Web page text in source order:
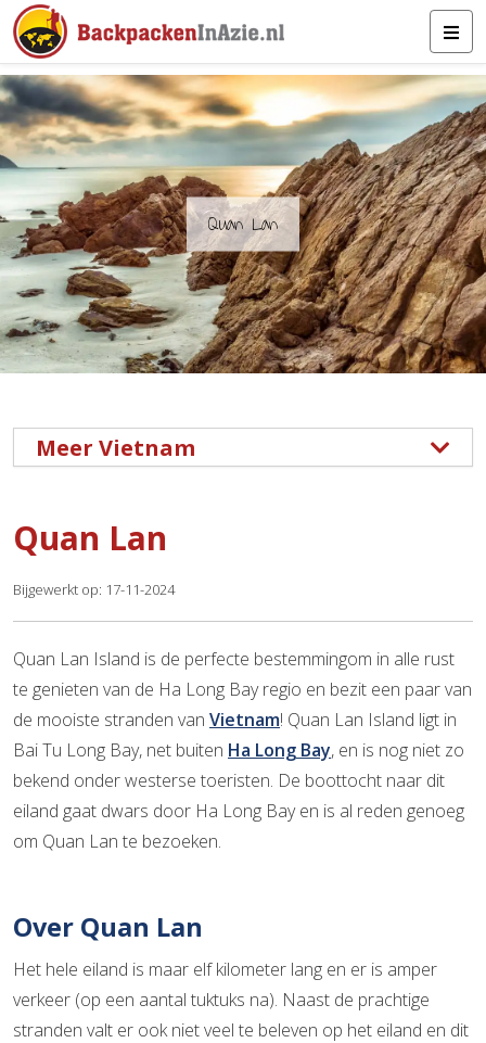
Quan Lan
Meer Vietnam
Quan Lan
Bijgewerkt op: 17-11-2024
Quan Lan Island is de perfecte bestemmingom in alle rust
te genieten van de Ha Long Bay regio en bezit een paar van
de mooiste stranden van Vietnam! Quan Lan Island ligt in
Bai Tu Long Bay, net buiten Ha Long Bay, en is nog niet zo
bekend onder westerse toeristen. De boottocht naar dit
eiland gaat dwars door Ha Long Bay en is al reden genoeg
om Quan Lan te bezoeken.
Over Quan Lan
Het hele eiland is maar elf kilometer lang en er is amper
verkeer (op een aantal tuktuks na). Naast de prachtige
stranden valt er ook niet veel te beleven op het eiland en dit